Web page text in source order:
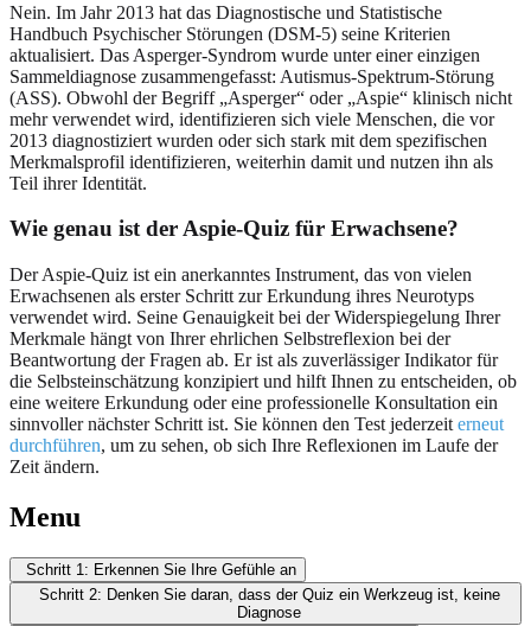
Nein. Im Jahr 2013 hat das Diagnostische und Statistische
Handbuch Psychischer Störungen (DSM-5) seine Kriterien
aktualisiert. Das Asperger-Syndrom wurde unter einer einzigen
Sammeldiagnose zusammengefasst: Autismus-Spektrum-Störung
(ASS). Obwohl der Begriff „Asperger“ oder „Aspie“ klinisch nicht
mehr verwendet wird, identifizieren sich viele Menschen, die vor
2013 diagnostiziert wurden oder sich stark mit dem spezifischen
Merkmalsprofil identifizieren, weiterhin damit und nutzen ihn als
Teil ihrer Identität.
Wie genau ist der Aspie-Quiz für Erwachsene?
Der Aspie-Quiz ist ein anerkanntes Instrument, das von vielen
Erwachsenen als erster Schritt zur Erkundung ihres Neurotyps
verwendet wird. Seine Genauigkeit bei der Widerspiegelung Ihrer
Merkmale hängt von Ihrer ehrlichen Selbstreflexion bei der
Beantwortung der Fragen ab. Er ist als zuverlässiger Indikator für
die Selbsteinschätzung konzipiert und hilft Ihnen zu entscheiden, ob
eine weitere Erkundung oder eine professionelle Konsultation ein
sinnvoller nächster Schritt ist. Sie können den Test jederzeit erneut
durchführen, um zu sehen, ob sich Ihre Reflexionen im Laufe der
Zeit ändern.
Menu
Schritt 1: Erkennen Sie Ihre Gefühle an
Schritt 2: Denken Sie daran, dass der Quiz ein Werkzeug ist, keine
Diagnose